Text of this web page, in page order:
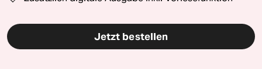
Jetzt bestellen